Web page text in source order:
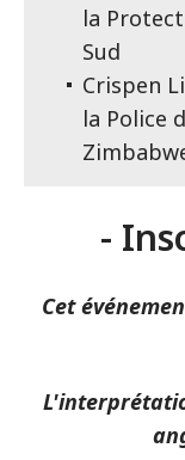
la
Sud
Crispen
la Police
-
Cet